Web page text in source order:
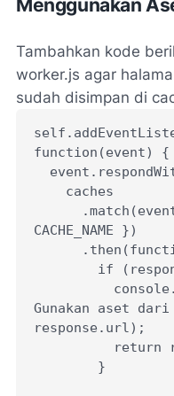
Menggunakan
Tambahkan kode
worker.js agar
sudah disimpan di
function(event) {
    caches
CACHE_NAME })
if
Gunakan aset
response.url);
        }